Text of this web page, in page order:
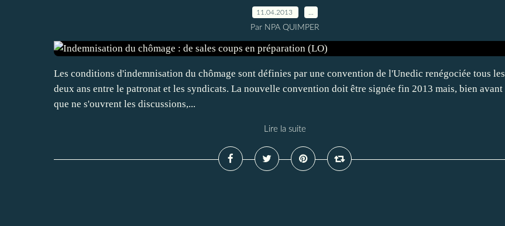
11.04.2013
Par NPA QUIMPER
Les conditions d'indemnisation du chômage sont définies par une convention de l'Unedic renégociée tous les
deux ans entre le patronat et les syndicats. La nouvelle convention doit être signée fin 2013 mais, bien avant
que ne s'ouvrent les discussions,...
Lire la suite